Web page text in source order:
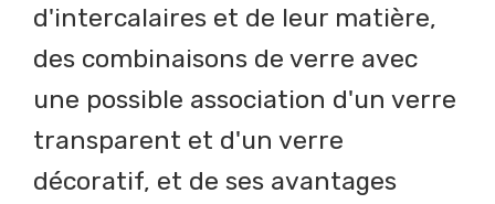
d'intercalaires et de leur matière,
des combinaisons de verre avec
une possible association d'un verre
transparent et d'un verre
décoratif, et de ses avantages